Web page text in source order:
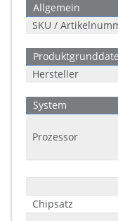
Allgemein
SKU /
Hersteller
System
Prozessor
Chipsatz